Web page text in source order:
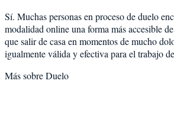
Sí. Muchas personas en proceso de duelo
modalidad online una forma más accesible
que salir de casa en momentos de mucho
igualmente válida y efectiva para el trabajo
Más sobreDuelo